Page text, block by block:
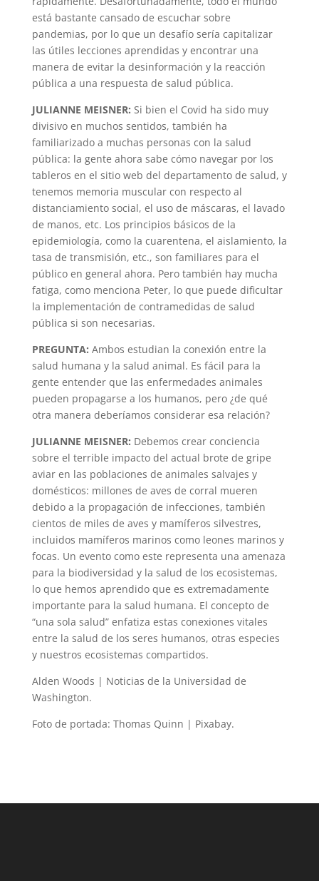
está bastante cansado de escuchar sobre
pandemias, por lo que un desafío sería capitalizar
las útiles lecciones aprendidas y encontrar una
manera de evitar la desinformación y la reacción
pública a una respuesta de salud pública.
JULIANNE MEISNER: Si bien el Covid ha sido muy
divisivo en muchos sentidos, también ha
familiarizado a muchas personas con la salud
pública: la gente ahora sabe cómo navegar por los
tableros en el sitio web del departamento de salud, y
tenemos memoria muscular con respecto al
distanciamiento social, el uso de máscaras, el lavado
de manos, etc. Los principios básicos de la
epidemiología, como la cuarentena, el aislamiento, la
tasa de transmisión, etc., son familiares para el
público en general ahora. Pero también hay mucha
fatiga, como menciona Peter, lo que puede dificultar
la implementación de contramedidas de salud
pública si son necesarias.
PREGUNTA: Ambos estudian la conexión entre la
salud humana y la salud animal. Es fácil para la
gente entender que las enfermedades animales
pueden propagarse a los humanos, pero ¿de qué
otra manera deberíamos considerar esa relación?
JULIANNE MEISNER: Debemos crear conciencia
sobre el terrible impacto del actual brote de gripe
aviar en las poblaciones de animales salvajes y
domésticos: millones de aves de corral mueren
debido a la propagación de infecciones, también
cientos de miles de aves y mamíferos silvestres,
incluidos mamíferos marinos como leones marinos y
focas. Un evento como este representa una amenaza
para la biodiversidad y la salud de los ecosistemas,
lo que hemos aprendido que es extremadamente
importante para la salud humana. El concepto de
“una sola salud” enfatiza estas conexiones vitales
entre la salud de los seres humanos, otras especies
y nuestros ecosistemas compartidos.
Alden Woods | Noticias de la Universidad de
Washington.
Foto de portada: Thomas Quinn | Pixabay.